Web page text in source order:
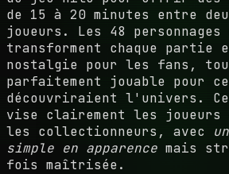
de 15 à 20 minutes entre
joueurs. Les 48 personnages
transforment chaque partie
nostalgie pour les fans,
parfaitement jouable pour
découvriraient l'univers. Ce
vise clairement les joueurs
les collectionneurs, avec
simple en apparence mais
fois maîtrisée.